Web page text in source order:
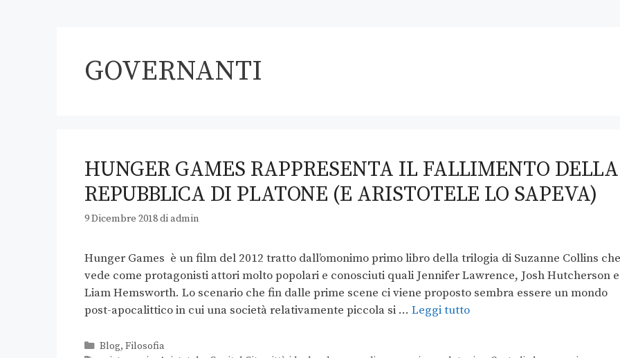
GOVERNANTI
HUNGER GAMES RAPPRESENTA IL FALLIMENTO DELLA
REPUBBLICA DI PLATONE (E ARISTOTELE LO SAPEVA)
9 Dicembre 2018diadmin
Hunger Games è un film del 2012 tratto dall’omonimo primo libro della trilogia di Suzanne Collins che
vede come protagonisti attori molto popolari e conosciuti quali Jennifer Lawrence, Josh Hutcherson e
Liam Hemsworth. Lo scenario che fin dalle prime scene ci viene proposto sembra essere un mondo
post-apocalittico in cui una società relativamente piccola si … Leggi tutto
Blog, Filosofia